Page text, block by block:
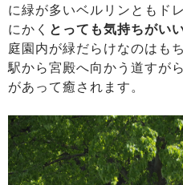
に緑が多いベルリンともド
にかく とっても気持ちがい
庭園内が緑だらけなのはも
駅から宮殿へ向かう道すが
があって癒されます。